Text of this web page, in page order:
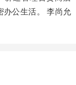
办公生活。 李尚允